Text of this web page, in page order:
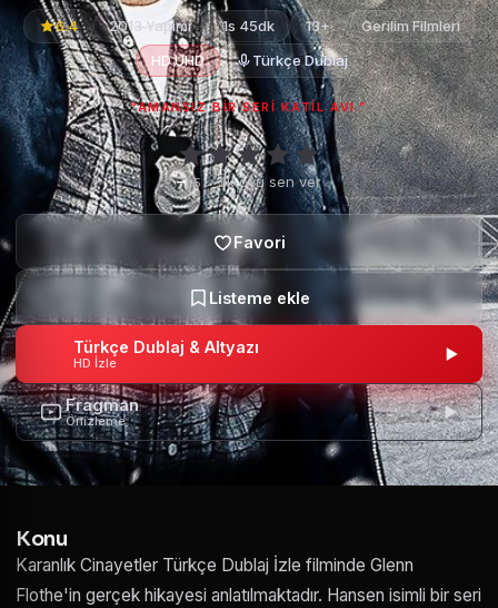
6.4 2013 Yapımı 1s 45dk 13+
Gerilim Filmleri
HD UHD
Türkçe Dublaj
“AMANSIZ BIR SERI KATIL AVI.”
–/ 5 · İlk oyu sen ver
Türkçe Dublaj & Altyazı
HD İzle
Fragman
Önizleme
Konu
Karanlık Cinayetler Türkçe Dublaj İzle filminde Glenn
Flothe'in gerçek hikayesi anlatılmaktadır. Hansen isimli bir seri